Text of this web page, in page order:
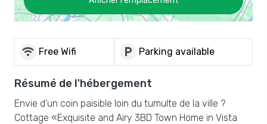
wifi Free Wifi local_parking Parking available
Résumé de l'hébergement
Envie d’un coin paisible loin du tumulte de la ville ?
Cottage «Exquisite and Airy 3BD Town Home in Vista